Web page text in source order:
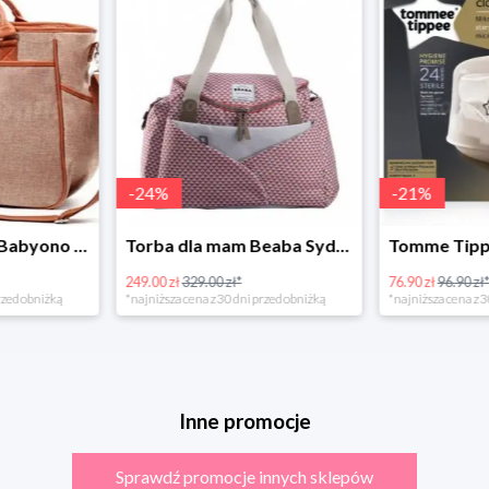
Torba dla mam Beaba Sydney Play Print marsala
obniżką
-21%
Tomme Tippee Sterylizator mikrofalowy w super cenie
76.90 zł96.90 zł*
*najniższa cena z 30 dni przed obniżką
-25%
239.00 zł
*najniższa cena
Inne promocje
Sprawdź promocje innych sklepów